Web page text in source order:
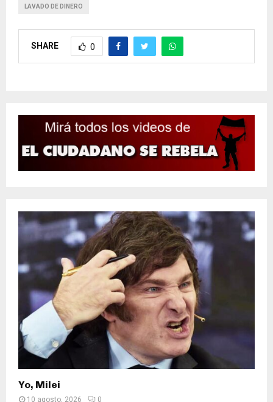
LAVADO DE DINERO
SHARE 0
Yo, Milei
10 agosto, 2026 0